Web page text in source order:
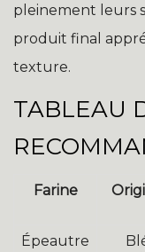
pleinement leurs
produit final
texture.
TABLEAU
Farine
Épeautre